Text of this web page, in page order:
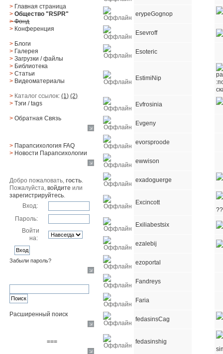
> Главная страница
> Общество "RSPR"
> Фонд
> Конференция
> Блоги
> Галерея
> Загрузки/файлы
> Библиотека
> Статьи
> Видеоматериалы
> Каталог ссылок:(1) (2)
> Тэги/ tags
> Обратная Cвязь
> Парапсихология FAQ
> Новости Парапсихологии
Добро пожаловать,гость.
Пожалуйста,войдите или
зарегистрируйтесь.
Вход:
Пароль:
Войти
на:
Забыли пароль?
Расширенный поиск
===
erypeGognop
Esevroff
Esoteric
EstimiNip
Evfrosinia
Evgeny
evorsproode
ewwison
exadoguerge
Excincott
Exiliabestsix
ezalebij
ezoportal
Fandreys
Faria
fedasinsCag
fedasinshig